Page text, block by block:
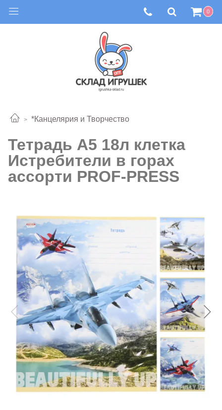
0
*Канцелярия и Творчество
Тетрадь А5 18л клетка
Истребители в горах
ассорти PROF-PRESS